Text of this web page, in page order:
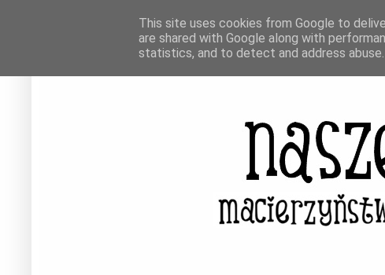
This site uses cookies from Google to
are shared with Google along with
statistics, and to detect and address abuse.